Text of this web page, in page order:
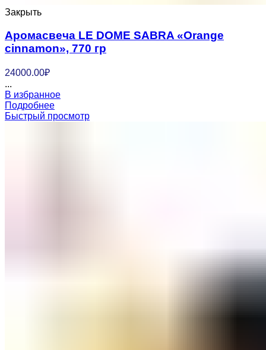
Закрыть
Аромасвеча LE DOME SABRA «Orange
cinnamon», 770 гр
24000.00₽
...
В избранное
Подробнее
Быстрый просмотр